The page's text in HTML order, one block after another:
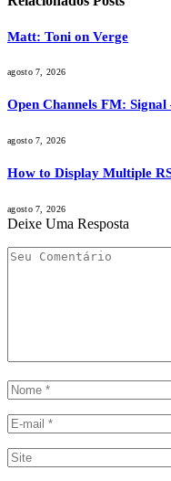
Matt: Toni on Verge
agosto 7, 2026
Open Channels FM: Signal
agosto 7, 2026
How to Display Multiple
agosto 7, 2026
Deixe Uma Resposta